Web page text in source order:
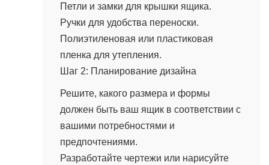
Петли и замки для крышки ящика.
Ручки для удобства переноски.
Полиэтиленовая или пластиковая
пленка для утепления.
Шаг 2: Планирование дизайна
Решите, какого размера и формы
должен быть ваш ящик в соответствии с
вашими потребностями и
предпочтениями.
Разработайте чертежи или нарисуйте